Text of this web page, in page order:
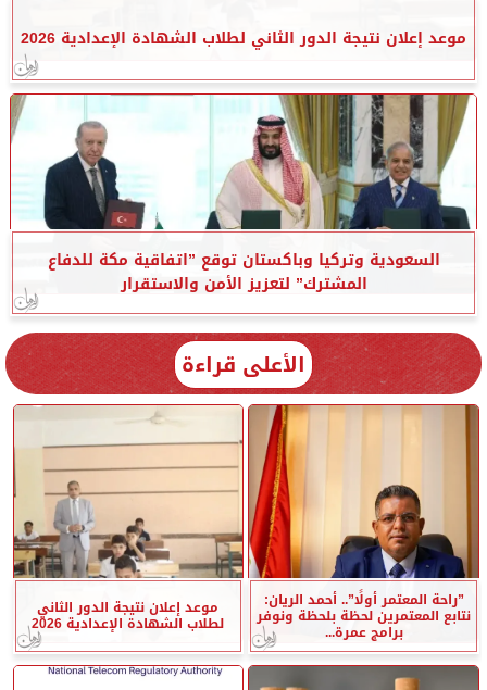
موعد إعلان نتيجة الدور الثاني لطلاب الشهادة الإعدادية 2026
السعودية وتركيا وباكستان توقع ”اتفاقية مكة للدفاع
المشترك” لتعزيز الأمن والاستقرار
الأعلى قراءة
”راحة المعتمر أولًا”.. أحمد الريان:
نتابع المعتمرين لحظة بلحظة ونوفر
برامج عمرة...
موعد إعلان نتيجة الدور الثاني
لطلاب الشهادة الإعدادية 2026